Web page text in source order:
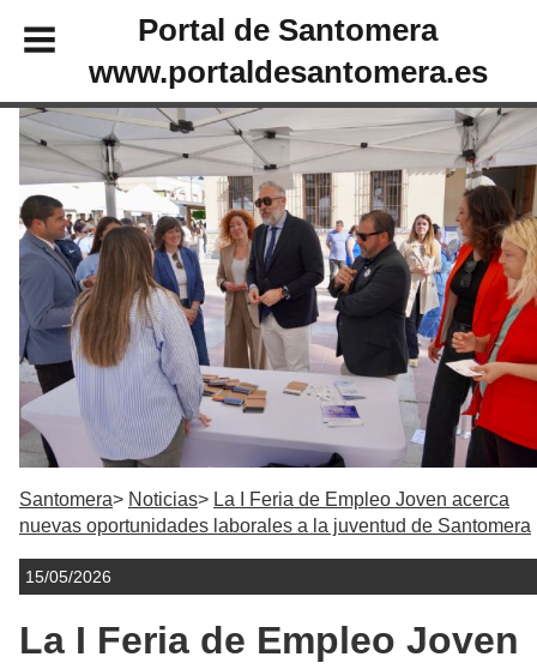
Portal de Santomera
www.portaldesantomera.es
Santomera Noticias
La I Feria de Empleo Joven acerca
nuevas oportunidades laborales a la juventud de Santomera
15/05/2026
La I Feria de Empleo Joven